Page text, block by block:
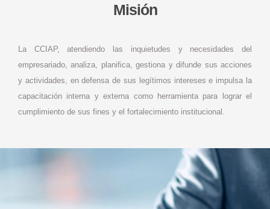
Misión
La CCIAP, atendiendo las inquietudes y necesidades del
empresariado, analiza, planifica, gestiona y difunde sus acciones
y actividades, en defensa de sus legítimos intereses e impulsa la
capacitación interna y externa como herramienta para lograr el
cumplimiento de sus fines y el fortalecimiento institucional.